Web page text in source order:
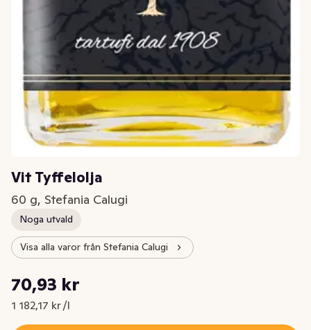
Vit Tyffelolja
60 g, Stefania Calugi
Noga utvald
Visa alla varor från Stefania Calugi
Nuvarande pris är: 70,93 kr
70,93 kr
1 182,17 kr /l
Styckpris: 1 182,17 kr /l